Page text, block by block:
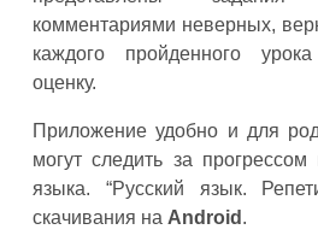
комментариями неверных,
каждого пройденного
оценку.
Приложение удобно и для
могут следить за прогрессом
языка. “Русский язык.
скачивания на Android .